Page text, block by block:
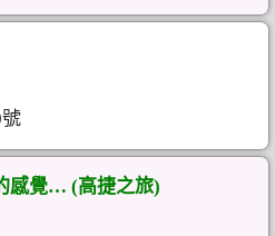
感覺… (高捷之旅)